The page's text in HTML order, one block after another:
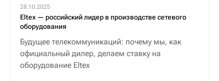
28.10.2025
Eltex — российский лидер в производстве сетевого
оборудования
Будущее телекоммуникаций: почему мы, как
официальный дилер, делаем ставку на
оборудование Eltex